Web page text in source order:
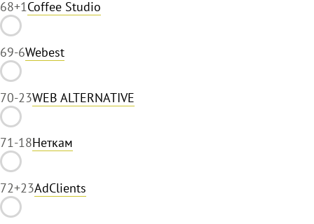
68+1Coffee Studio
69-6Webest
70-23WEB ALTERNATIVE
71-18Неткам
72+23AdClients